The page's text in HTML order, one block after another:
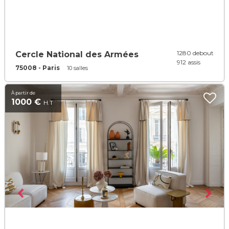
Cercle National des Armées
75008 - Paris 10 salles
1280 debout
912 assis
À partir de
1000 € H.T